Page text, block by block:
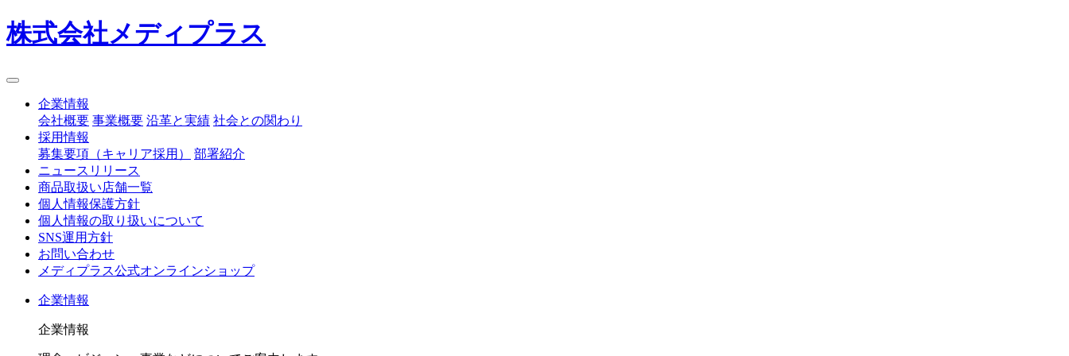
株式会社メディプラス
企業情報
会社概要 事業概要 沿革と実績 社会との関わり
採用情報
募集要項（キャリア採用）
部署紹介
ニュースリリース
商品取扱い店舗一覧
個人情報保護方針
個人情報の取り扱いについて
SNS運用方針
お問い合わせ
メディプラス公式オンラインショップ
企業情報
企業情報